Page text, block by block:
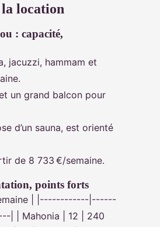
location
: capacité,
jacuzzi, hammam et
un grand balcon pour
d’un sauna, est orienté
de 8 733 €/semaine.
points forts
| |------------|------
Mahonia | 12 | 240